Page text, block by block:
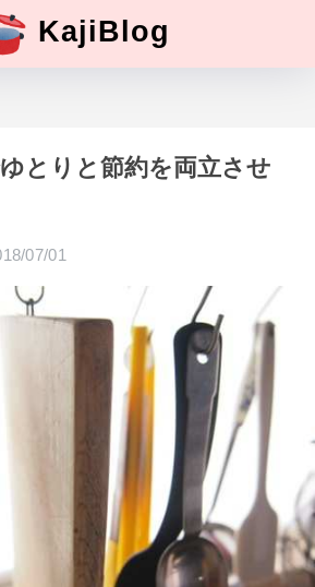
KajiBlog
とりと節約を両立させ
07/01